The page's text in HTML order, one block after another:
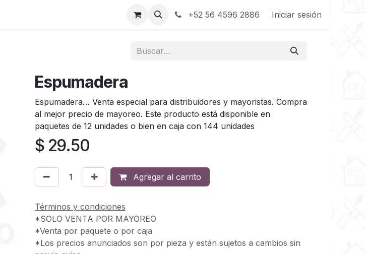
+52 56 4596 2886 Iniciar sesión
Espumadera
Espumadera… Venta especial para distribuidores y mayoristas. Compra
al mejor precio de mayoreo. Este producto está disponible en
paquetes de 12 unidades o bien en caja con 144 unidades
$ 29.50
Agregar al carrito
Términos y condiciones
*SOLO VENTA POR MAYOREO
*Venta por paquete o por caja
*Los precios anunciados son por pieza y están sujetos a cambios sin